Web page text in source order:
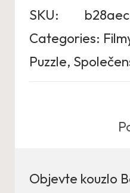
SKU:
Categories:
Puzzle,
Objevte kouzlo